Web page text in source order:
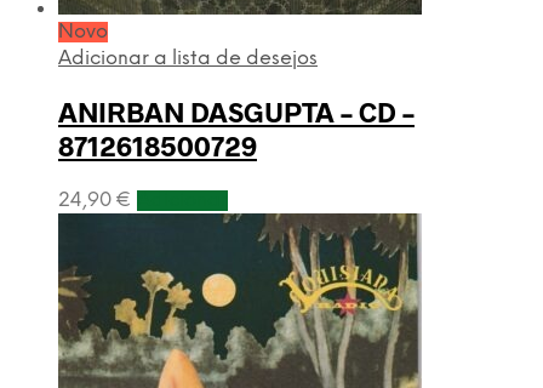
Novo
Adicionar a lista de desejos
ANIRBAN DASGUPTA – CD –
8712618500729
24,90 €